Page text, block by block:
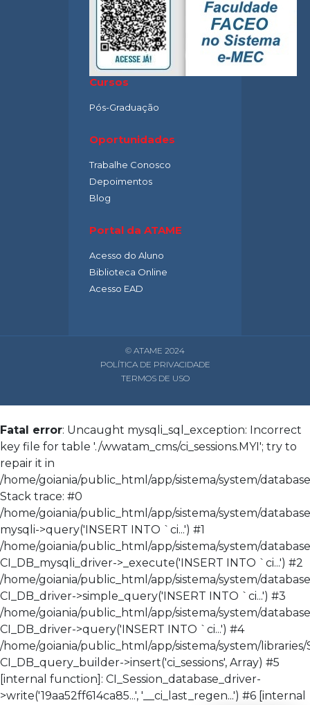
Cursos
Pós-Graduação
Oportunidades
Trabalhe Conosco
Depoimentos
Blog
Portal da ATAME
Acesso do Aluno
Biblioteca Online
Acesso EAD
© ATAME 2024
POLÍTICA DE PRIVACIDADE
TERMOS DE USO
Fatal error: Uncaught mysqli_sql_exception: Incorrect
key file for table './wwatam_cms/ci_sessions.MYI'; try to
repair it in
/home/goiania/public_html/app/sistema/system/
Stack trace: #0
/home/goiania/public_html/app/sistema/system/
mysqli->query('INSERT INTO `ci...') #1
/home/goiania/public_html/app/sistema/system/
CI_DB_mysqli_driver->_execute('INSERT INTO `ci...') #2
/home/goiania/public_html/app/sistema/system/
CI_DB_driver->simple_query('INSERT INTO `ci...') #3
/home/goiania/public_html/app/sistema/system/
CI_DB_driver->query('INSERT INTO `ci...') #4
/home/goiania/public_html/app/sistema/system/libraries/
CI_DB_query_builder->insert('ci_sessions', Array) #5
[internal function]: CI_Session_database_driver-
>write('19aa52ff614ca85...', '__ci_last_regen...') #6 [internal